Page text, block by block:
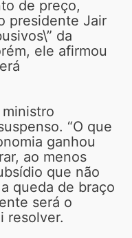
de preço,
presidente Jair
da
ele afirmou
“O que
ganhou
ao menos
que não
queda de braço
será o
resolver.